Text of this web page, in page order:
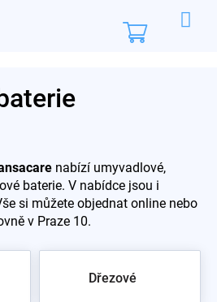
Nákupní
nabízí umyvadlové,
baterie. V nabídce jsou i
si můžete objednat online nebo
v Praze 10.
Dřezové